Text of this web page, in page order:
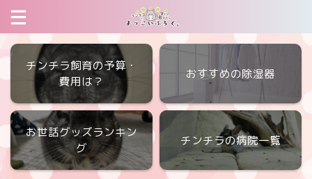
チンチラ飼育の予算・
費用は？
おすすめの除湿器
お世話グッズランキン
グ
チンチラの病院一覧